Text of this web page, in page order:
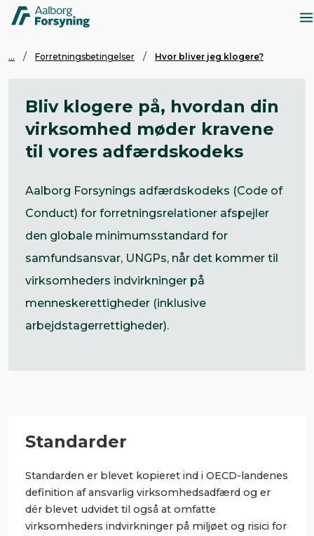
... Forretningsbetingelser Hvor bliver jeg klogere?
Bliv klogere på, hvordan din
virksomhed møder kravene
til vores adfærdskodeks
Aalborg Forsynings adfærdskodeks (Code of
Conduct) for forretningsrelationer afspejler
den globale minimumsstandard for
samfundsansvar, UNGPs, når det kommer til
virksomheders indvirkninger på
menneskerettigheder (inklusive
arbejdstagerrettigheder).
Standarder
Standarden er blevet kopieret ind i OECD-landenes
definition af ansvarlig virksomhedsadfærd og er
dér blevet udvidet til også at omfatte
virksomheders indvirkninger på miljøet og risici for